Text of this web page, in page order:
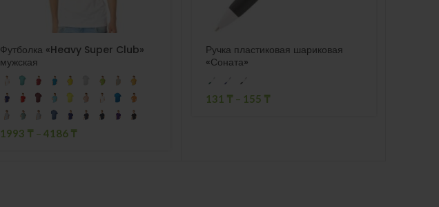
Футболка «Heavy Super Club»
мужская
1993 ₸ –4186 ₸
Ручка пластиковая шариковая
«Соната»
131 ₸ – 155 ₸